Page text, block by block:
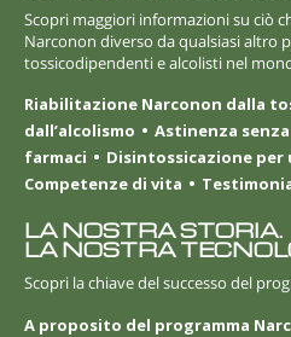
Scopri maggiori informazioni su ciò
Narconon diverso da qualsiasi altro
tossicodipendenti e alcolisti nel
Riabilitazione Narconon dalla
dall’alcolismo
Astinenza
farmaci
Disintossicazione per
Competenze di vita
LA NOSTRA STORIA.
LA NOSTRA
Scopri la chiave del successo del
A proposito del programma